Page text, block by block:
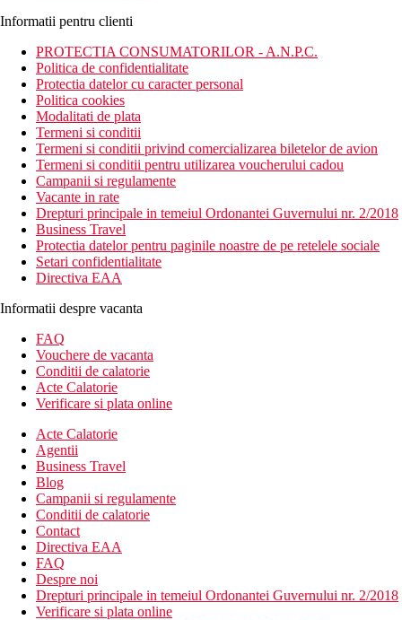
Informatii pentru clienti
PROTECTIA CONSUMATORILOR - A.N.P.C.
Politica de confidentialitate
Protectia datelor cu caracter personal
Politica cookies
Modalitati de plata
Termeni si conditii
Termeni si conditii privind comercializarea biletelor de avion
Termeni si conditii pentru utilizarea voucherului cadou
Campanii si regulamente
Vacante in rate
Drepturi principale in temeiul Ordonantei Guvernului nr. 2/2018
Business Travel
Protectia datelor pentru paginile noastre de pe retelele sociale
Setari confidentialitate
Directiva EAA
Informatii despre vacanta
FAQ
Vouchere de vacanta
Conditii de calatorie
Acte Calatorie
Verificare si plata online
Acte Calatorie
Agentii
Business Travel
Blog
Campanii si regulamente
Conditii de calatorie
Contact
Directiva EAA
FAQ
Despre noi
Drepturi principale in temeiul Ordonantei Guvernului nr. 2/2018
Verificare si plata online